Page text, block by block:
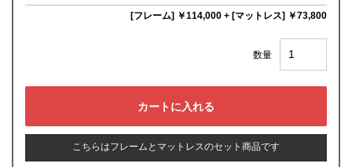
[フレーム] ￥114,000 + [マットレス] ￥73,800
数量
こちらはフレームとマットレスのセット商品です